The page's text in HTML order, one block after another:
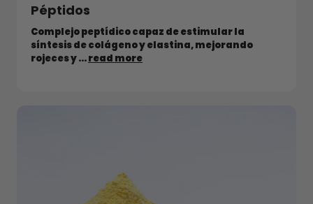
Péptidos
Complejo peptídico capaz de estimular la
síntesis de colágeno y elastina, mejorando
rojeces y ...read more